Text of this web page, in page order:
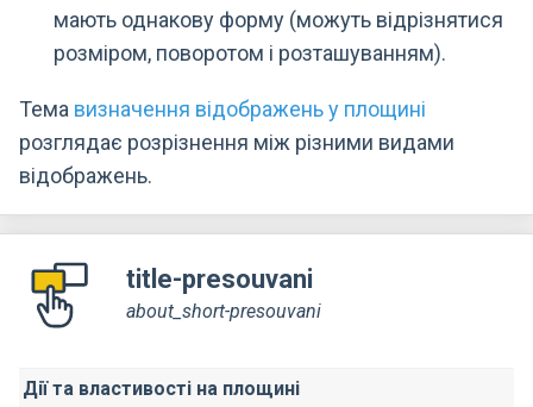
мають однакову форму (можуть відрізнятися
розміром, поворотом і розташуванням).
Тема визначення відображень у площині
розглядає розрізнення між різними видами
відображень.
title-presouvani
about_short-presouvani
Дії та властивості на площині